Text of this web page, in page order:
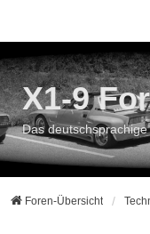
X1-9
Das
Foren-Übersicht